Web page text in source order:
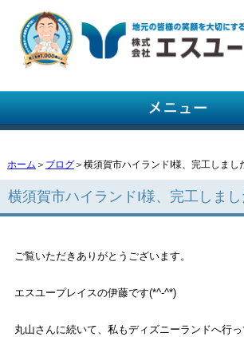
ホーム ＞ ブログ＞横須賀市ハイランドI様、完工しまし
横須賀市ハイランドI様、完工しまし
ご覧いただきありがとうございます。
エスユープレイスの伊藤です(*^-^*)
丸山さんに続いて、私もディズニーランドへ行